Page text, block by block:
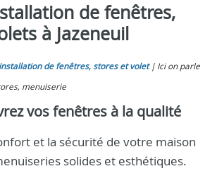
de fenêtres,
à Jazeneuil
de fenêtres, stores et volet
Ici on parle
menuiserie
vos fenêtres à la qualité
et la sécurité de votre maison
solides et esthétiques.